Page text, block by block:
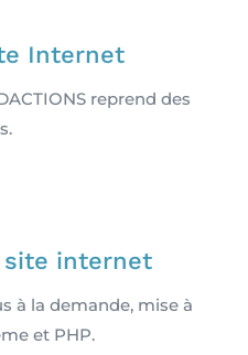
Internet
reprend des
site internet
à la demande, mise à
et PHP.